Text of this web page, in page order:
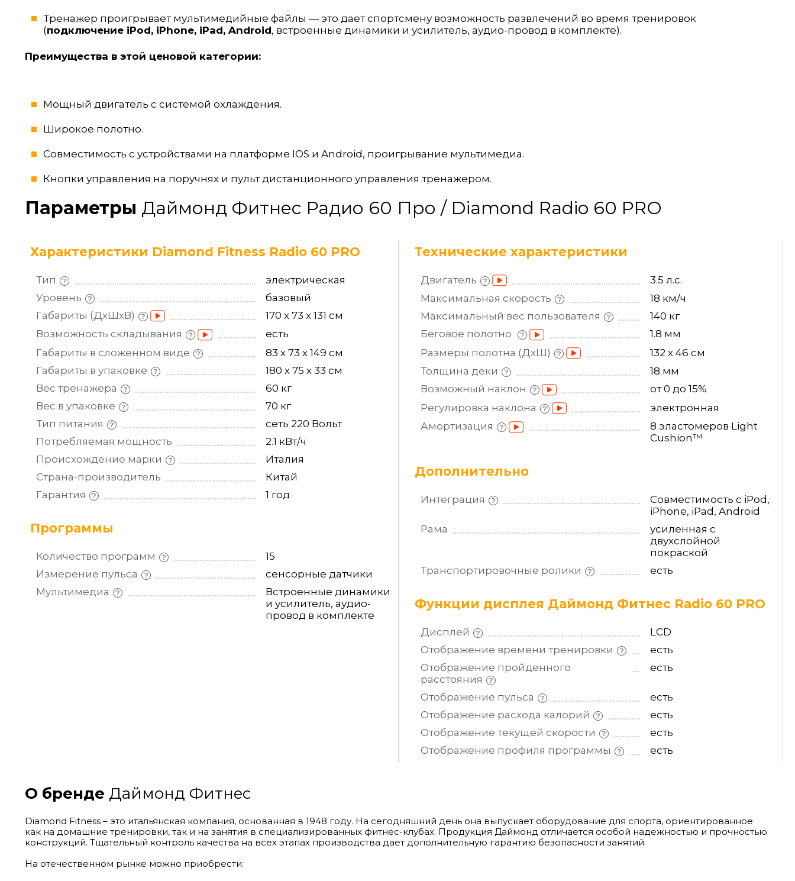
Тренажер проигрывает мультимедийные файлы — это дает спортсмену возможность развлечений во время тренировок
(подключение iPod, iPhone, iPad, Android, встроенные динамики и усилитель, аудио-провод в комплекте).
Преимущества в этой ценовой категории:
Мощный двигатель с системой охлаждения.
Широкое полотно.
Совместимость с устройствами на платформе IOS и Android, проигрывание мультимедиа.
Кнопки управления на поручнях и пульт дистанционного управления тренажером.
Параметры Даймонд Фитнес Радио 60 Про / Diamond Radio 60 PRO
Характеристики Diamond Fitness Radio 60 PRO
Тип
электрическая
Уровень
базовый
Габариты (ДхШхВ)
170 х 73 х 131 см
Возможность складывания
есть
Габариты в сложенном виде
83 х 73 х 149 см
Габариты в упаковке
180 х 75 х 33 см
Вес тренажера
60 кг
Вес в упаковке
70 кг
Тип питания
сеть 220 Вольт
Потребляемая мощность
2.1 кВт/ч
Происхождение марки
Италия
Страна-производитель
Китай
Гарантия
1 год
Программы
Количество программ
15
Измерение пульса
сенсорные датчики
Мультимедиа
Встроенные динамики
и усилитель, аудио-
провод в комплекте
Технические характеристики
Двигатель
3.5 л.с.
Максимальная скорость
18 км/ч
Максимальный вес пользователя
140 кг
Беговое полотно
1.8 мм
Размеры полотна (ДхШ)
132 х 46 см
Толщина деки
18 мм
Возможный наклон
от 0 до 15%
Регулировка наклона
электронная
Амортизация
8 эластомеров Light
Cushion™
Дополнительно
Интеграция
Совместимость с iPod,
iPhone, iPad, Android
Рама
усиленная с
двухслойной
покраской
Транспортировочные ролики есть
Функции дисплея Даймонд Фитнес Radio 60 PRO
Дисплей
LCD
Отображение времени тренировки
есть
Отображение пройденного
расстояния
есть
Отображение пульса
есть
Отображение расхода калорий
есть
Отображение текущей скорости
есть
Отображение профиля программы есть
О бренде Даймонд Фитнес
Diamond Fitness – это итальянская компания, основанная в 1948 году. На сегодняшний день она выпускает оборудование для спорта, ориентированное
как на домашние тренировки, так и на занятия в специализированных фитнес-клубах. Продукция Даймонд отличается особой надежностью и прочностью
конструкций. Тщательный контроль качества на всех этапах производства дает дополнительную гарантию безопасности занятий.
На отечественном рынке можно приобрести: